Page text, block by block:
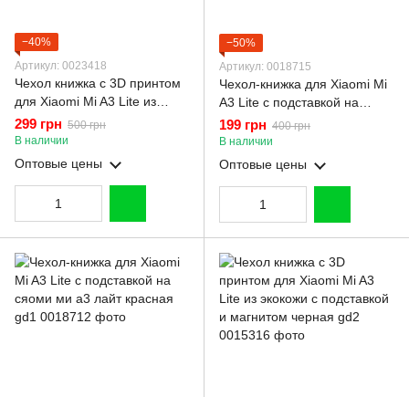
−40%
Артикул: 0023418
Чехол книжка с 3D принтом
для Xiaomi Mi A3 Lite из
экокожи с подставкой и
магнитом черная gd2
299 грн 500 грн
В наличии
Оптовые цены
−50%
Артикул: 0018715
Чехол-книжка для Xiaomi Mi
A3 Lite с подставкой на
сяоми ми а3 лайт черная
gd1
199 грн 400 грн
В наличии
Оптовые цены